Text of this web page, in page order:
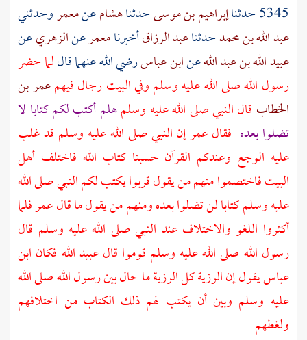
5345 حدثنا
إبراهيم بن موسىحدثناهشامعنمعمروحدثني
عبد الله بن محمدحدثناعبد الرزاقأخبرنامعمرعنالزهريعن
عبيد الله بن عبد اللهعنابن عباسرضي الله عنهما قاللما حضر
رسول الله صلى الله عليه وسلم وفي البيت رجال فيهمعمر بن
الخطاب قال النبي صلى الله عليه وسلمهلم أكتب لكم كتابا لا
تضلوا بعده فقالعمرإن النبي صلى الله عليه وسلم قد غلب
عليه الوجع وعندكم القرآن حسبنا كتاب الله فاختلف أهل
البيت فاختصموا منهم من يقول قربوا يكتب لكم النبي صلى الله
عليه وسلم كتابا لن تضلوا بعده ومنهم من يقول ما قالعمرفلما
أكثروا اللغو والاختلاف عند النبي صلى الله عليه وسلم قال
رسول الله صلى الله عليه وسلم قوموا قالعبيد الله فكان ابن
عباسيقول إن الرزية كل الرزية ما حال بين رسول الله صلى الله
عليه وسلم وبين أن يكتب لهم ذلك الكتاب من اختلافهم
ولغطهم